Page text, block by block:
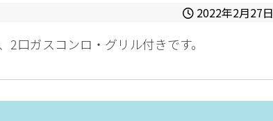
2022年2月27日
口ガスコンロ・グリル付きです。